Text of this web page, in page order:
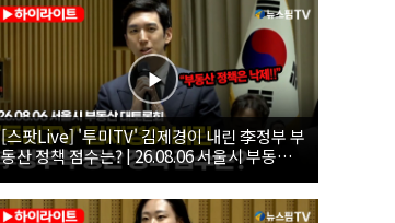
[스팟Live] '투미TV' 김제경이 내린 李정부 부
동산 정책 점수는? | 26.08.06 서울시 부동산
대토론회